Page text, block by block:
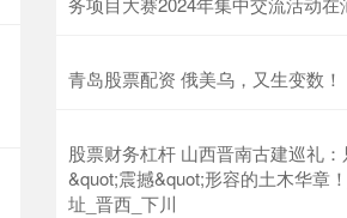
青岛股票配资 俄美乌，又生变数！
股票财务杠杆 山西晋南古建巡礼
&quot;震撼&quot;形容的土木华章
址_晋西_下川